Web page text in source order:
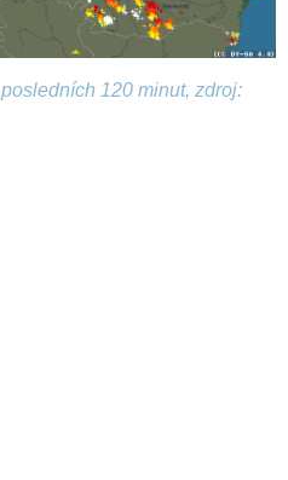
120 minut, zdroj: